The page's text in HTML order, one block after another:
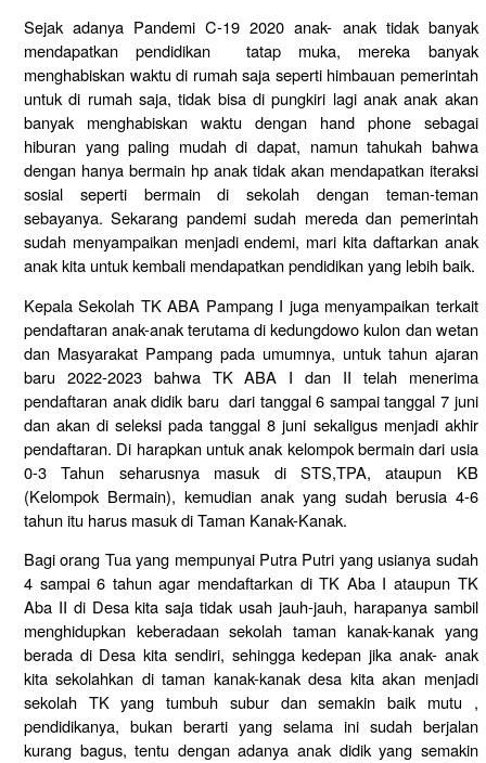
Sejak adanya Pandemi C-19 2020 anak- anak tidak banyak
mendapatkan pendidikan tatap muka, mereka banyak
menghabiskan waktu di rumah saja seperti himbauan pemerintah
untuk di rumah saja, tidak bisa di pungkiri lagi anak anak akan
banyak menghabiskan waktu dengan hand phone sebagai
hiburan yang paling mudah di dapat, namun tahukah bahwa
dengan hanya bermain hp anak tidak akan mendapatkan iteraksi
sosial seperti bermain di sekolah dengan teman-teman
sebayanya. Sekarang pandemi sudah mereda dan pemerintah
sudah menyampaikan menjadi endemi, mari kita daftarkan anak
anak kita untuk kembali mendapatkan pendidikan yang lebih baik.
Kepala Sekolah TK ABA Pampang I juga menyampaikan terkait
pendaftaran anak-anak terutama di kedungdowo kulon dan wetan
dan Masyarakat Pampang pada umumnya, untuk tahun ajaran
baru 2022-2023 bahwa TK ABA I dan II telah menerima
pendaftaran anak didik baru dari tanggal 6 sampai tanggal 7 juni
dan akan di seleksi pada tanggal 8 juni sekaligus menjadi akhir
pendaftaran. Di harapkan untuk anak kelompok bermain dari usia
0-3 Tahun seharusnya masuk di STS,TPA, ataupun KB
(Kelompok Bermain), kemudian anak yang sudah berusia 4-6
tahun itu harus masuk di Taman Kanak-Kanak.
Bagi orang Tua yang mempunyai Putra Putri yang usianya sudah
4 sampai 6 tahun agar mendaftarkan di TK Aba I ataupun TK
Aba II di Desa kita saja tidak usah jauh-jauh, harapanya sambil
menghidupkan keberadaan sekolah taman kanak-kanak yang
berada di Desa kita sendiri, sehingga kedepan jika anak- anak
kita sekolahkan di taman kanak-kanak desa kita akan menjadi
sekolah TK yang tumbuh subur dan semakin baik mutu ,
pendidikanya, bukan berarti yang selama ini sudah berjalan
kurang bagus, tentu dengan adanya anak didik yang semakin